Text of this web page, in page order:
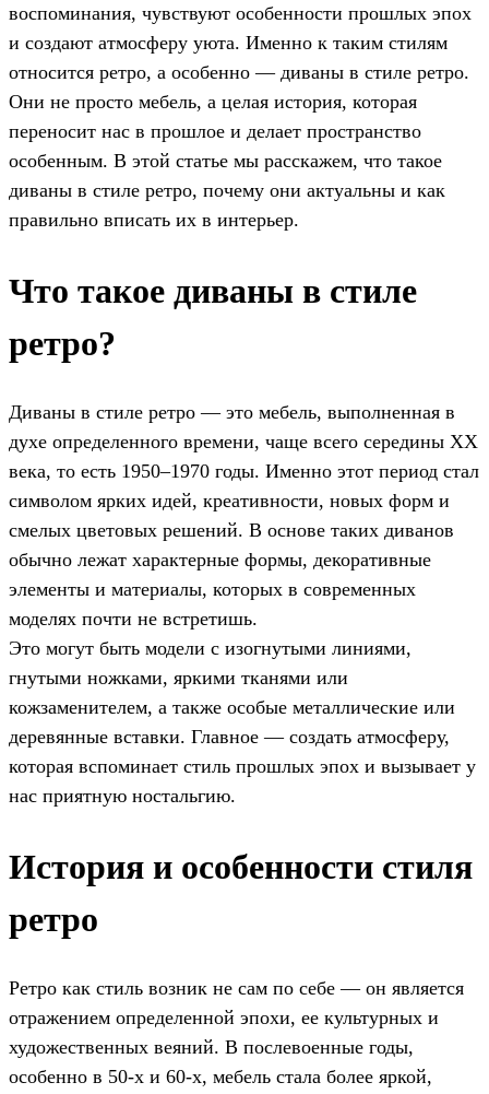
воспоминания, чувствуют особенности прошлых эпох
и создают атмосферу уюта. Именно к таким стилям
относится ретро, а особенно — диваны в стиле ретро.
Они не просто мебель, а целая история, которая
переносит нас в прошлое и делает пространство
особенным. В этой статье мы расскажем, что такое
диваны в стиле ретро, почему они актуальны и как
правильно вписать их в интерьер.
Что такое диваны в стиле
ретро?
Диваны в стиле ретро — это мебель, выполненная в
духе определенного времени, чаще всего середины XX
века, то есть 1950–1970 годы. Именно этот период стал
символом ярких идей, креативности, новых форм и
смелых цветовых решений. В основе таких диванов
обычно лежат характерные формы, декоративные
элементы и материалы, которых в современных
моделях почти не встретишь.
Это могут быть модели с изогнутыми линиями,
гнутыми ножками, яркими тканями или
кожзаменителем, а также особые металлические или
деревянные вставки. Главное — создать атмосферу,
которая вспоминает стиль прошлых эпох и вызывает у
нас приятную ностальгию.
История и особенности стиля
ретро
Ретро как стиль возник не сам по себе — он является
отражением определенной эпохи, ее культурных и
художественных веяний. В послевоенные годы,
особенно в 50-х и 60-х, мебель стала более яркой,